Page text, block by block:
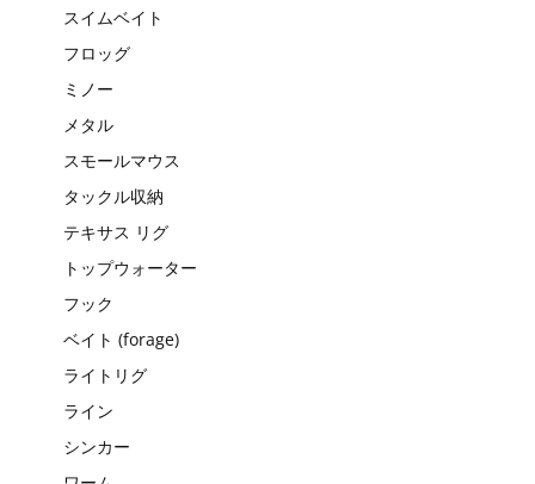
スイムベイト
フロッグ
ミノー
メタル
スモールマウス
タックル収納
テキサス リグ
トップウォーター
フック
ベイト (forage)
ライトリグ
ライン
シンカー